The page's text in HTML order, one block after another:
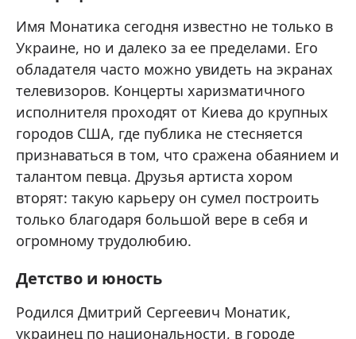
Имя Монатика сегодня известно не только в
Украине, но и далеко за ее пределами. Его
обладателя часто можно увидеть на экранах
телевизоров. Концерты харизматичного
исполнителя проходят от Киева до крупных
городов США, где публика не стесняется
признаваться в том, что сражена обаянием и
талантом певца. Друзья артиста хором
вторят: такую карьеру он сумел построить
только благодаря большой вере в себя и
огромному трудолюбию.
Детство и юность
Родился Дмитрий Сергеевич Монатик,
украинец по национальности, в городе